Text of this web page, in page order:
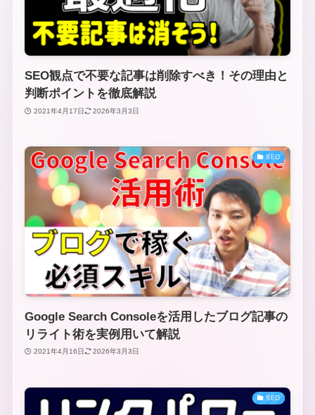
SEO観点で不要な記事は削除すべき！その理由と
判断ポイントを徹底解説
2021年4月17日 2026年3月3日
SEO
Google Search Consoleを活用したブログ記事の
リライト術を実例用いて解説
2021年4月16日 2026年3月3日
SEO